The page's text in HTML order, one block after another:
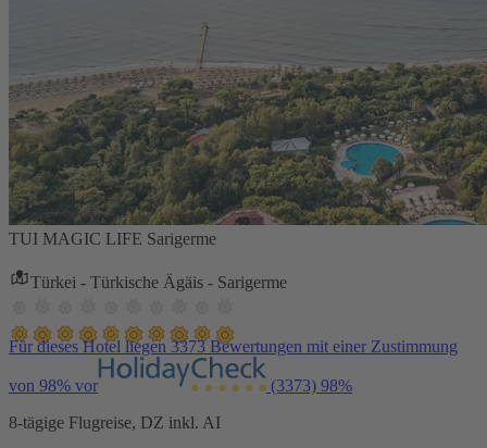
TUI MAGIC LIFE Sarigerme
Türkei - Türkische Ägäis - Sarigerme
Für dieses Hotel liegen 3373 Bewertungen mit einer Zustimmung
von 98% vor (3373) 98%
8-tägige Flugreise, DZ inkl. AI